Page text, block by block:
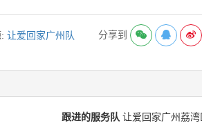
:让爱回家广州队 分享到
跟进的服务队 让爱回家广州荔湾